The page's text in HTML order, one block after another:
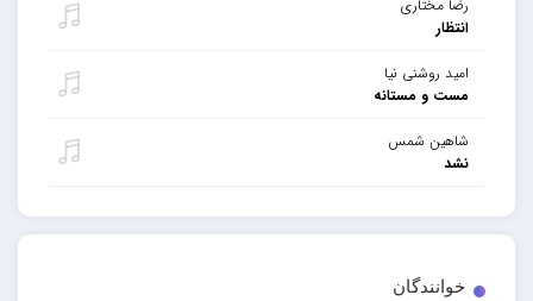
رضا مختاری
انتظار
امید روشنی نیا
مست و مستانه
شاهین شمس
نشد
خوانندگان